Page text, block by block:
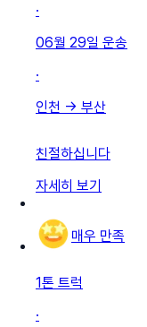
·
06월 29일 운송
·
인천 → 부산
친절하십니다
자세히 보기
매우 만족
1톤 트럭
·